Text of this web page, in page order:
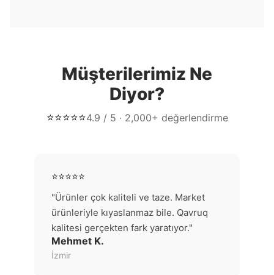
Müşterilerimiz Ne
Diyor?
⭐⭐⭐⭐⭐4.9 / 5 · 2,000+ değerlendirme
⭐⭐⭐⭐⭐
"Ürünler çok kaliteli ve taze. Market
ürünleriyle kıyaslanmaz bile. Qavruq
kalitesi gerçekten fark yaratıyor."
Mehmet K.
İzmir